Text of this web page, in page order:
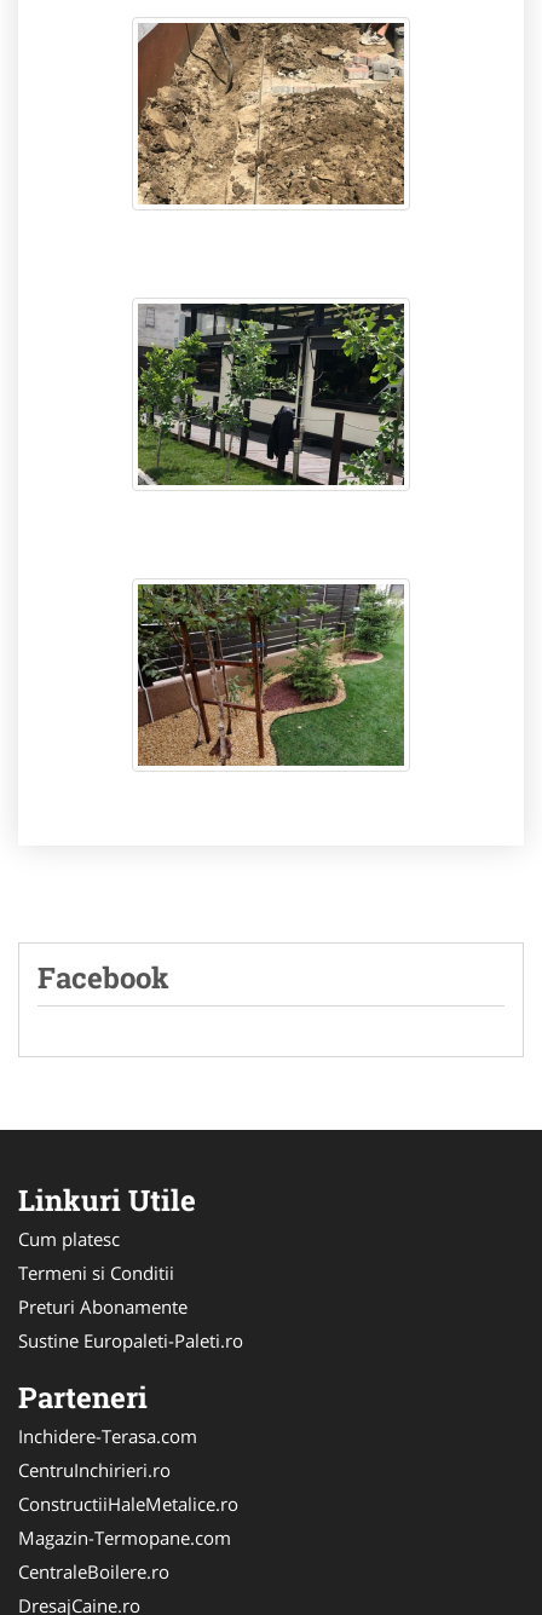
Facebook
Linkuri Utile
Cum platesc
Termeni si Conditii
Preturi Abonamente
Sustine Europaleti-Paleti.ro
Parteneri
Inchidere-Terasa.com
CentruInchirieri.ro
ConstructiiHaleMetalice.ro
Magazin-Termopane.com
CentraleBoilere.ro
DresajCaine.ro